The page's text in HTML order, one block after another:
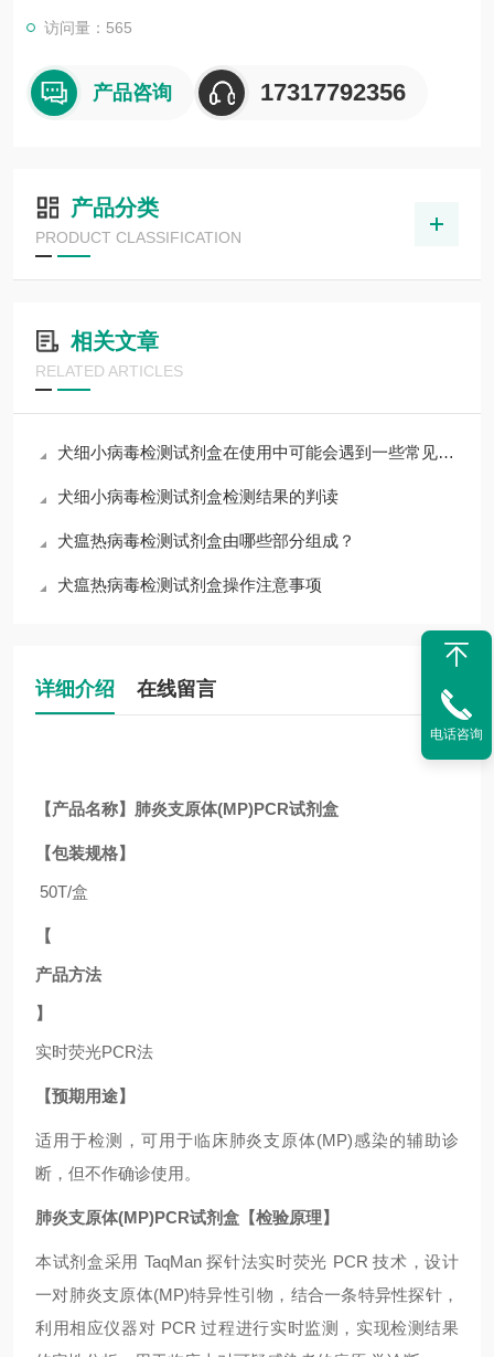
访问量：565
产品咨询 17317792356
产品分类
PRODUCT CLASSIFICATION
相关文章
RELATED ARTICLES
犬细小病毒检测试剂盒在使用中可能会遇到一些常见问题
犬细小病毒检测试剂盒检测结果的判读
犬瘟热病毒检测试剂盒由哪些部分组成？
犬瘟热病毒检测试剂盒操作注意事项
详细介绍 在线留言
【产品名称】肺炎支原体(MP)PCR试剂盒
【包装规格】
50T/盒
【
产品方法
】
实时荧光PCR法
【预期用途】
适用于检测，可用于临床肺炎支原体(MP)感染的辅助诊
断，但不作确诊使用。
肺炎支原体(MP)PCR试剂盒【检验原理】
本试剂盒采用 TaqMan 探针法实时荧光 PCR 技术，设计
一对肺炎支原体(MP)特异性引物，结合一条特异性探针，
利用相应仪器对 PCR 过程进行实时监测，实现检测结果
电话咨询